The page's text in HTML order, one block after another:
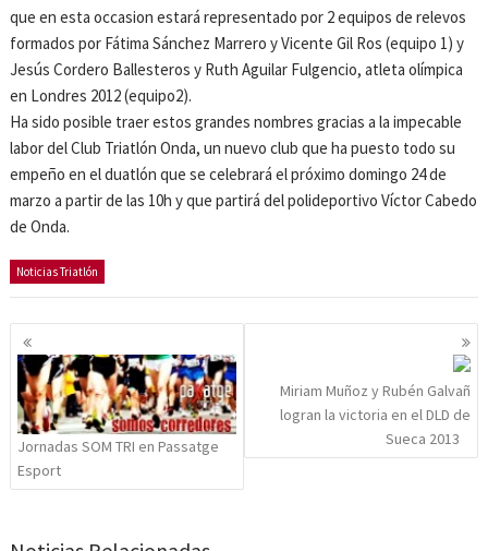
que en esta occasion estará representado por 2 equipos de relevos
formados por Fátima Sánchez Marrero y Vicente Gil Ros (equipo 1) y
Jesús Cordero Ballesteros y Ruth Aguilar Fulgencio, atleta olímpica
en Londres 2012 (equipo2).
Ha sido posible traer estos grandes nombres gracias a la impecable
labor del Club Triatlón Onda, un nuevo club que ha puesto todo su
empeño en el duatlón que se celebrará el próximo domingo 24 de
marzo a partir de las 10h y que partirá del polideportivo Víctor Cabedo
de Onda.
Noticias Triatlón
Navegación
de
entradas
Jornadas SOM TRI en Passatge
Esport
Miriam Muñoz y Rubén Galvañ
logran la victoria en el DLD de
Sueca 2013